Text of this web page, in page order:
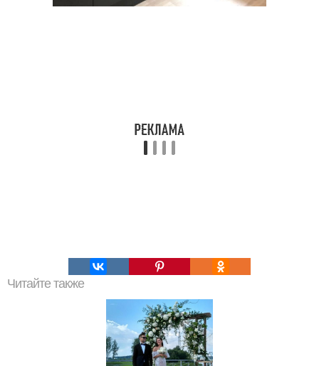
Читайте также